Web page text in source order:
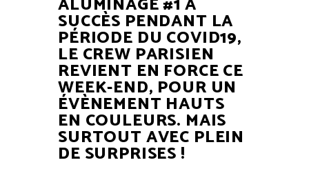
SUCCÈS PENDANT LA
PÉRIODE DU COVID19,
LE CREW PARISIEN
REVIENT EN FORCE CE
WEEK-END, POUR UN
ÉVÈNEMENT HAUTS
EN COULEURS. MAIS
SURTOUT AVEC PLEIN
DE SURPRISES !